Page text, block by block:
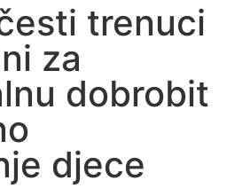
trenuci
za
dobrobit
djece